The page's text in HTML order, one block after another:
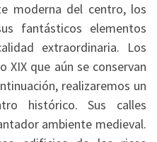
moderna del centro, los
fantásticos elementos
extraordinaria. Los
que aún se conservan
realizaremos un
histórico. Sus calles
ambiente medieval.